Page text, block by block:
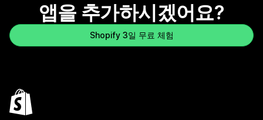
앱을 추가하시겠어요?
Shopify 3일 무료 체험